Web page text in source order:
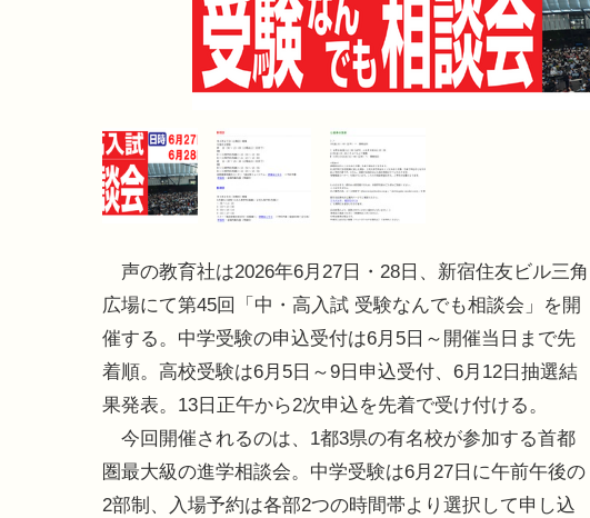
声の教育社は2026年6月27日・28日、新宿住友ビル三角
広場にて第45回「中・高入試 受験なんでも相談会」を開
催する。中学受験の申込受付は6月5日～開催当日まで先
着順。高校受験は6月5日～9日申込受付、6月12日抽選結
果発表。13日正午から2次申込を先着で受け付ける。
今回開催されるのは、1都3県の有名校が参加する首都
圏最大級の進学相談会。中学受験は6月27日に午前午後の
2部制、入場予約は各部2つの時間帯より選択して申し込